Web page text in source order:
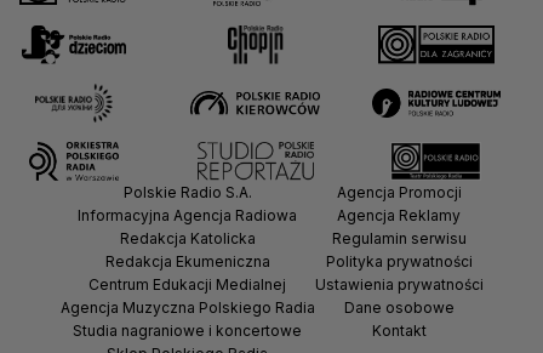
Polskie Radio S.A.
Informacyjna Agencja Radiowa
Redakcja Katolicka
Redakcja Ekumeniczna
Centrum Edukacji Medialnej
Agencja Muzyczna Polskiego Radia
Studia nagraniowe i koncertowe
Agencja Promocji
Agencja Reklamy
Regulamin serwisu
Polityka prywatności
Ustawienia prywatności
Dane osobowe
Kontakt